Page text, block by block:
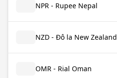
NPR - Rupee Nepal
NZD - Đô la New Zealand
OMR - Rial Oman